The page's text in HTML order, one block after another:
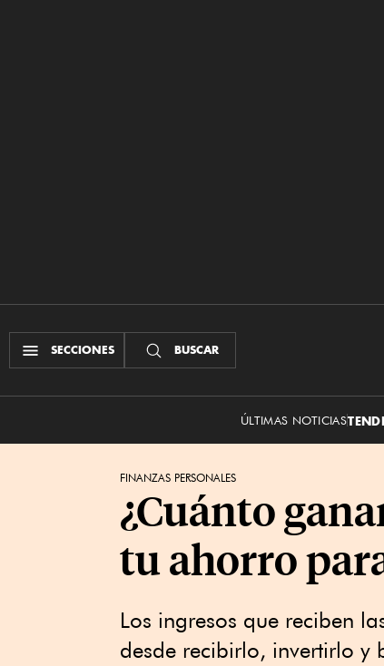
SECCIONES BUSCAR
ÚLTIMAS NOTICIAS
FINANZAS PERSONALES
¿Cuánto
tu ahorro
Los ingresos que reciben
desde recibirlo, invertirlo y